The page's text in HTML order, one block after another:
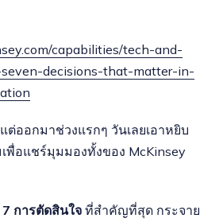
capabilities/tech-and-
decisions-that-matter-in-
ออกมาช่วงแรกๆ วันเลยเอาหยิบ
พื่อแชร์มุมมองทั้งของ McKinsey
7 การตัดสินใจที่สำคัญที่สุด กระจาย